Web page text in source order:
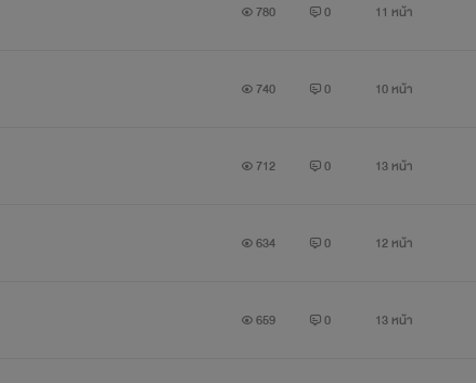
780 0 11 หน้า
740 0 10 หน้า
712 0 13 หน้า
634 0 12 หน้า
659 0 13 หน้า